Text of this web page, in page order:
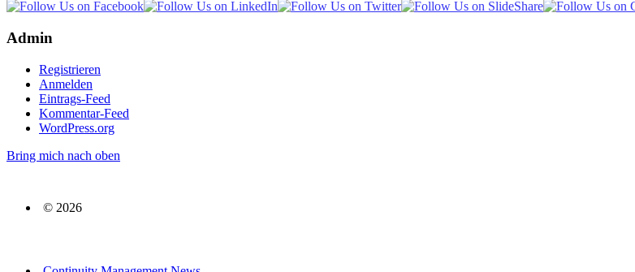
Admin
Registrieren
Anmelden
Eintrags-Feed
Kommentar-Feed
WordPress.org
Bring mich nach oben
© 2026